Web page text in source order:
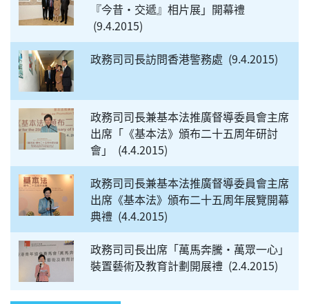
『今昔‧交遞』相片展」開幕禮
9.4.2015
政務司司長訪問香港警務處 9.4.2015
政務司司長兼基本法推廣督導委員會主席
出席「《基本法》頒布二十五周年研討
會」
4.4.2015
政務司司長兼基本法推廣督導委員會主席
出席《基本法》頒布二十五周年展覽開幕
典禮 4.4.2015
政務司司長出席「萬馬奔騰‧萬眾一心」
裝置藝術及教育計劃開展禮 2.4.2015